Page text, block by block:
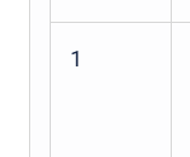
1